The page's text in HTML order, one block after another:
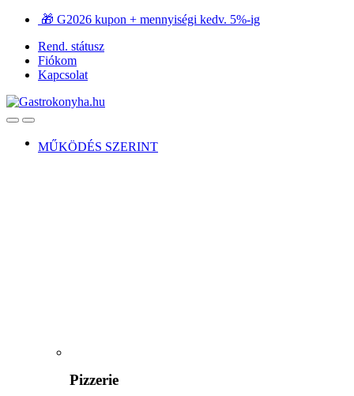
Ugrás
navigációhoz
Ugrás
tartalomra
🎁 G2026 kupon + mennyiségi kedv. 5%-ig
Rend. státusz
Fiókom
Kapcsolat
OpenClose
MŰKÖDÉS SZERINT
Pizzerie